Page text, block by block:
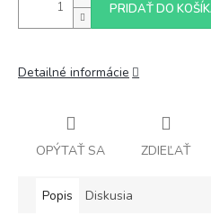
PRIDAŤ DO
Detailné informácie
OPÝTAŤ SA ZDIEĽAŤ
Popis Diskusia